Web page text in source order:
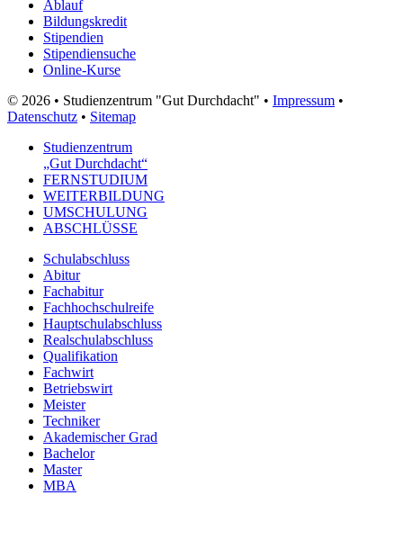
Ablauf
Bildungskredit
Stipendien
Stipendiensuche
Online-Kurse
© 2026 • Studienzentrum "Gut Durchdacht" • Impressum •
Datenschutz • Sitemap
Studienzentrum
„Gut Durchdacht“
FERNSTUDIUM
WEITERBILDUNG
UMSCHULUNG
ABSCHLÜSSE
Schulabschluss
Abitur
Fachabitur
Fachhochschulreife
Hauptschulabschluss
Realschulabschluss
Qualifikation
Fachwirt
Betriebswirt
Meister
Techniker
Akademischer Grad
Bachelor
Master
MBA